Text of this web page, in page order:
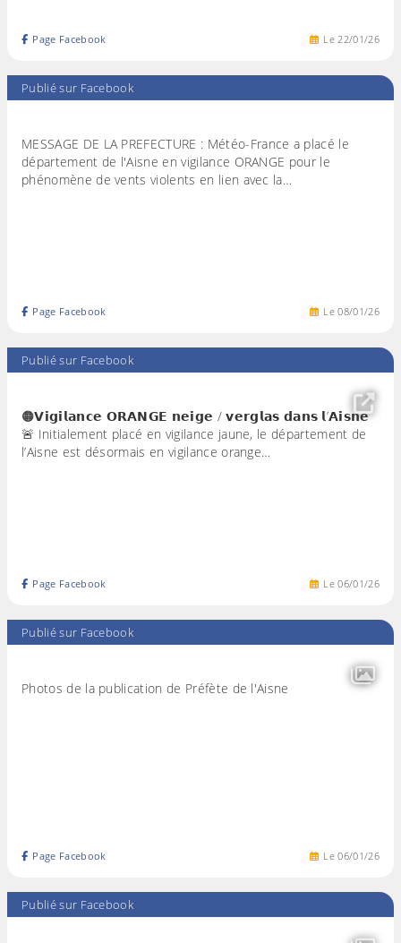
Le22/01/26
Page Facebook
Publié sur Facebook
MESSAGE DE LA PREFECTURE : Météo-France a placé le
département de l'Aisne en vigilance ORANGE pour le
phénomène de vents violents en lien avec la…
Le08/01/26
Page Facebook
Publié sur Facebook
🟠𝗩𝗶𝗴𝗶𝗹𝗮𝗻𝗰𝗲 𝗢𝗥𝗔𝗡𝗚𝗘 𝗻𝗲𝗶𝗴𝗲 / 𝘃𝗲𝗿𝗴𝗹𝗮𝘀 𝗱𝗮𝗻𝘀 𝗹’𝗔𝗶𝘀𝗻𝗲
🚨 Initialement placé en vigilance jaune, le département de
l’Aisne est désormais en vigilance orange…
Le06/01/26
Page Facebook
Publié sur Facebook
Photos de la publication de Préfète de l'Aisne
Le06/01/26
Page Facebook
Publié sur Facebook